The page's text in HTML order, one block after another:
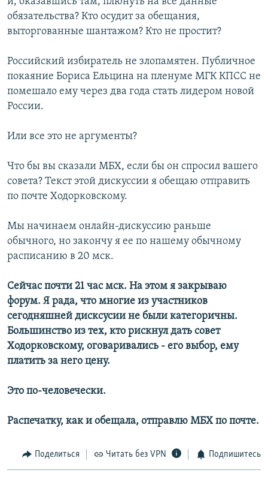
обязательства? Кто осудит за обещания,
выторгованные шантажом? Кто не простит?
Российский избиратель не злопамятен. Публичное
покаяние Бориса Ельцина на пленуме МГК КПСС не
помешало ему через два года стать лидером новой
России.
Или все это не аргументы?
Что бы вы сказали МБХ, если бы он спросил вашего
совета? Текст этой дискуссии я обещаю отправить
по почте Ходорковскому.
Мы начинаем онлайн-дискуссию раньше
обычного, но закончу я ее по нашему обычному
расписанию в 20 мск.
Сейчас почти 21 час мск. На этом я закрываю
форум. Я рада, что многие из участников
сегодняшней дисксусии не были категоричны.
Большинство из тех, кто рискнул дать совет
Ходорковскому, оговаривались - его выбор, ему
платить за него цену.
Это по-человечески.
Распечатку, как и обещала, отправлю МБХ по почте.
Поделиться Читать без VPN Подпишитесь